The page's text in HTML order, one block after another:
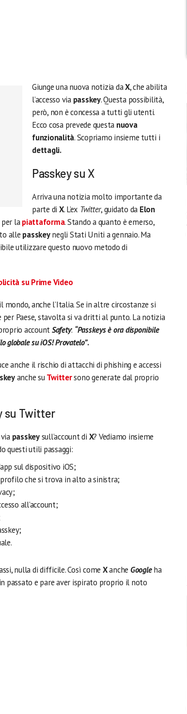
Giunge una nuova notizia daX, che abilita
l’accesso via passkey. Questa possibilità,
però, non è concessa a tutti gli utenti.
Ecco cosa prevede questa nuova
funzionalità. Scopriamo insieme tutti i
dettagli.
Passkey su X
Arriva una notizia molto importante da
parte di X. L’ex Twitter, guidato da Elon
lapiattaforma. Stando a quanto è emerso,
alle passkeynegli Stati Uniti a gennaio. Ma
utilizzare questo nuovo metodo di
su Prime Video
mondo, anche l’Italia. Se in altre circostanze si
per Paese, stavolta si va dritti al punto. La notizia
accountSafety: “Passkeys è ora disponibile
globale su iOS! Provatelo”.
anche il rischio di attacchi di phishing e accessi
anche suTwittersono generate dal proprio
su Twitter
passkeysull’account di X? Vediamo insieme
questi utili passaggi:
sul dispositivo iOS;
che si trova in alto a sinistra;
all’account;
nulla di difficile. Così come Xanche Googleha
passato e pare aver ispirato proprio il noto